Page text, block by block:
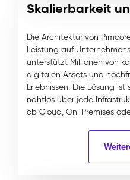
Skalierbarkeit
Die Architektur von
Leistung auf
unterstützt Millionen von
digitalen Assets und
Erlebnissen. Die Lösung ist
nahtlos über jede
ob Cloud, On-Premises